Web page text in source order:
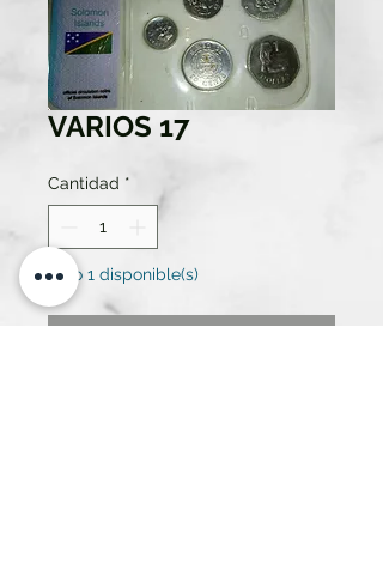
VARIOS 17
Cantidad *
Solo 1 disponible(s)